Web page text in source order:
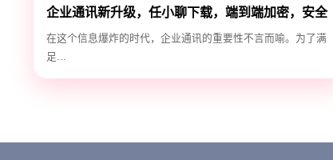
企业通讯新升级，任小聊下载，端到端加密，安全
高效！
在这个信息爆炸的时代，企业通讯的重要性不言而喻。为了满
足...